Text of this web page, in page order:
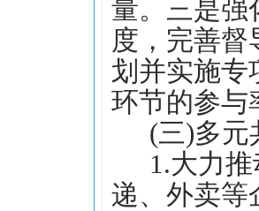
量。 三是强
度，完善督
划并实施专
环节的参与
(三)多元
1.大力
递、外卖等